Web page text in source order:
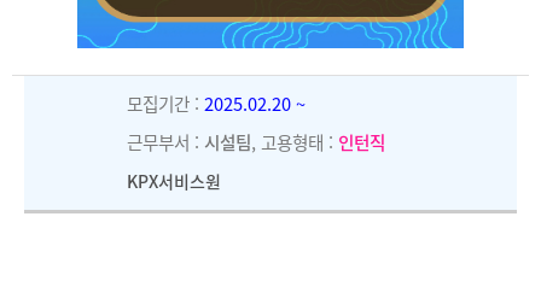
모집기간 : 2025.02.20 ~
근무부서 : 시설팀, 고용형태 : 인턴직
KPX서비스원